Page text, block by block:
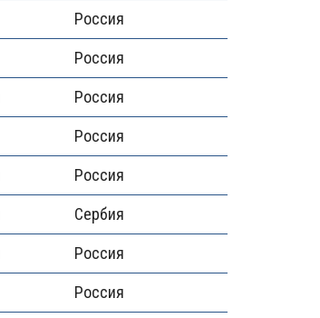
Россия
Россия
Россия
Россия
Россия
Сербия
Россия
Россия